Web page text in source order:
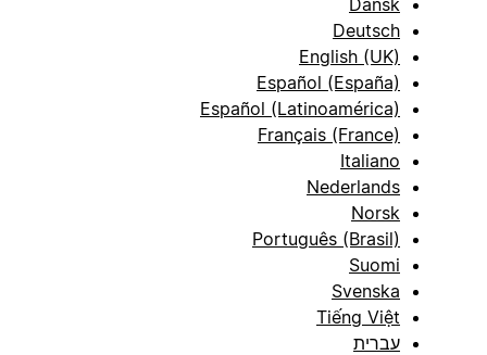
Deutsch
English (UK)
Español (España)
Español (Latinoamérica)
Français (France)
Italiano
Nederlands
Norsk
Português (Brasil)
Suomi
Svenska
Tiếng Việt
עברית